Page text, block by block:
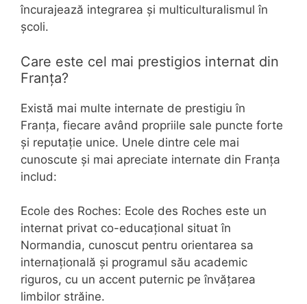
încurajează integrarea și multiculturalismul în
școli.
Care este cel mai prestigios internat din
Franța?
Există mai multe internate de prestigiu în
Franța, fiecare având propriile sale puncte forte
și reputație unice. Unele dintre cele mai
cunoscute și mai apreciate internate din Franța
includ:
Ecole des Roches: Ecole des Roches este un
internat privat co-educațional situat în
Normandia, cunoscut pentru orientarea sa
internațională și programul său academic
riguros, cu un accent puternic pe învățarea
limbilor străine.